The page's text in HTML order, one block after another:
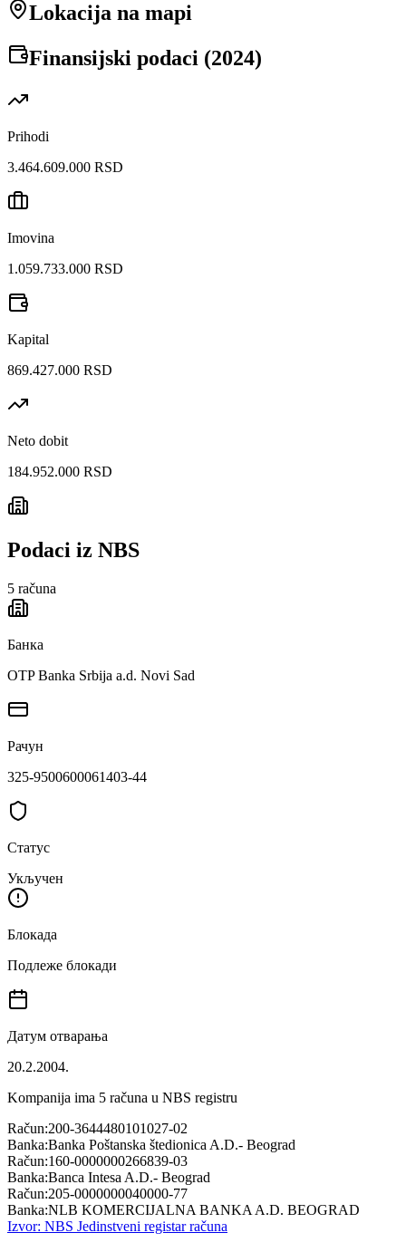
Lokacija na mapi
Finansijski podaci (2024)
Prihodi
3.464.609.000 RSD
Imovina
1.059.733.000 RSD
Kapital
869.427.000 RSD
Neto dobit
184.952.000 RSD
Podaci iz NBS
5 računa
Банка
OTP Banka Srbija a.d. Novi Sad
Рачун
325-9500600061403-44
Статус
Укључен
Блокада
Подлеже блокади
Датум отварања
20.2.2004.
Kompanija ima 5 računa u NBS registru
Račun:200-3644480101027-02
Banka:Banka Poštanska štedionica A.D.- Beograd
Račun:160-0000000266839-03
Banka:Banca Intesa A.D.- Beograd
Račun:205-0000000040000-77
Banka:NLB KOMERCIJALNA BANKA A.D. BEOGRAD
Izvor: NBS Jedinstveni registar računa